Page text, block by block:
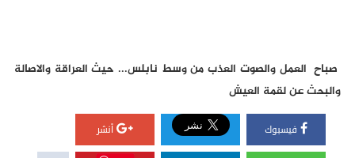
صباح العمل والصوت العذب من وسط نابلس... حيث العراقة والاصالة
والبحث عن لقمة العيش
فيسبوك أنشر